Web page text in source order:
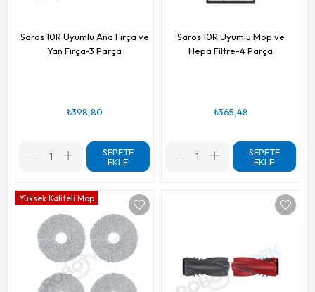
Saros 10R Uyumlu Ana Fırça ve
Yan Fırça-3 Parça
₺398,80
SEPETE
EKLE
Saros 10R Uyumlu Mop ve
Hepa Filtre-4 Parça
₺365,48
SEPETE
EKLE
Yüksek Kaliteli Mop